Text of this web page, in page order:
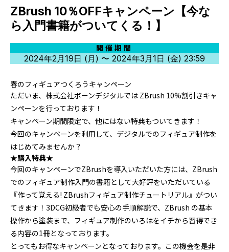
ソフトウェアサポート
BOOK
ゲーム/CG
アート/イラスト
プログラミング/ウェブ
ファッション/デザイン/他
SEMINAR
無料セミナー
トレーニング
ZBrush 10％OFFキャンペーン【今な
ら入門書籍がついてくる！】
開催期間
2024年2月19日 (月) 〜 2024年3月1日 (金) 23:59
春のフィギュアつくろうキャンペーン
ただいま、株式会社ボーンデジタルでは ZBrush 10%割引きキャ
ンペーンを行っております！
キャンペーン期間限定で、他にはない特典もついてきます！
今回のキャンペーンを利用して、デジタルでのフィギュア制作を
はじめてみませんか？
★購入特典★
今回のキャンペーンでZBrushを導入いただいた方には、ZBrush
でのフィギュア制作入門の書籍として大好評をいただいている
『作って覚える! ZBrushフィギュア制作チュートリアル』がつい
てきます！3DCG初級者でも安心の手順解説で、ZBrush の基本
操作から塗装まで、フィギュア制作のいろはをイチから習得でき
る内容の1冊となっております。
とってもお得なキャンペーンとなっております。この機会を是非